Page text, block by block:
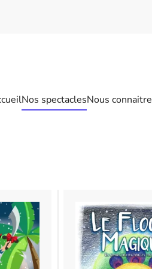
Nos spectaclesNous connaitre